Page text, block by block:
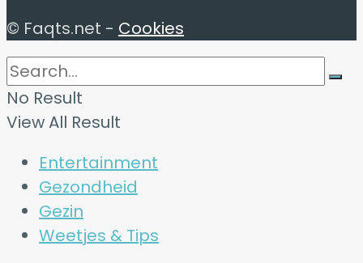
© Faqts.net - Cookies
No Result
View All Result
Entertainment
Gezondheid
Gezin
Weetjes & Tips